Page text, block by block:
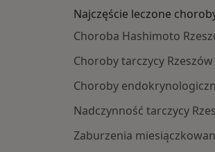
Najczęście leczone
Choroba Hashimoto
Choroby tarczycy Rzeszów
Choroby
Nadczynność tarczycy
Zaburzenia